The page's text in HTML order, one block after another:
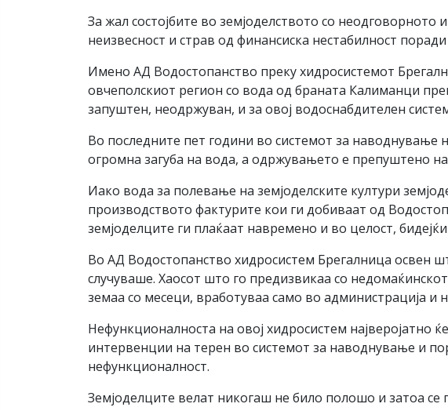
За жал состојбите во земјоделството со
неизвесност и страв од финансиска нестабилност
Имено АД Водостопанство преку хидросистемот
овчеполскиот регион со вода од браната Калиманци
запуштен, неодржуван, и за овој водоснабдителен
Во последните пет години во системот за наводнување
огромна загуба на вода, а одржувањето е препуштено
Иако вода за полевање на земјоделските култури
производството фактурите кои ги добиваат од
земјоделците ги плаќаат навремено и во целост,
Во АД Водостопанство хидросистем Брегалница освен
случуваше. Хаосот што го предизвикаа со
земаа со месеци, вработуваа само во администрација
Нефункционалноста на овој хидросистем најверојатно
интервенции на терен во системот за наводнување и
нефункционалност.
Земјоделците велат никогаш не било полошо и затоа